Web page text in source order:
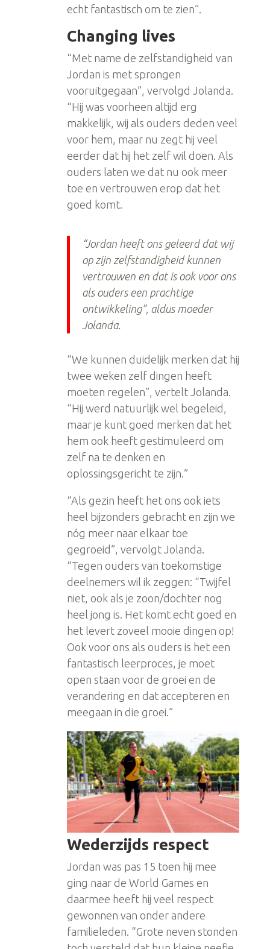
echt fantastisch om te zien”.
Changing lives
“Met name de zelfstandigheid van
Jordan is met sprongen
vooruitgegaan”, vervolgd Jolanda.
“Hij was voorheen altijd erg
makkelijk, wij als ouders deden veel
voor hem, maar nu zegt hij veel
eerder dat hij het zelf wil doen. Als
ouders laten we dat nu ook meer
toe en vertrouwen erop dat het
goed komt.
“Jordan heeft ons geleerd dat wij
op zijn zelfstandigheid kunnen
vertrouwen en dat is ook voor ons
als ouders een prachtige
ontwikkeling”, aldus moeder
Jolanda.
“We kunnen duidelijk merken dat hij
twee weken zelf dingen heeft
moeten regelen”, vertelt Jolanda.
“Hij werd natuurlijk wel begeleid,
maar je kunt goed merken dat het
hem ook heeft gestimuleerd om
zelf na te denken en
oplossingsgericht te zijn.”
“Als gezin heeft het ons ook iets
heel bijzonders gebracht en zijn we
nóg meer naar elkaar toe
gegroeid”, vervolgt Jolanda.
“Tegen ouders van toekomstige
deelnemers wil ik zeggen: “Twijfel
niet, ook als je zoon/dochter nog
heel jong is. Het komt echt goed en
het levert zoveel mooie dingen op!
Ook voor ons als ouders is het een
fantastisch leerproces, je moet
open staan voor de groei en de
verandering en dat accepteren en
meegaan in die groei.”
Wederzijds respect
Jordan was pas 15 toen hij mee
ging naar de World Games en
daarmee heeft hij veel respect
gewonnen van onder andere
familieleden. “Grote neven stonden